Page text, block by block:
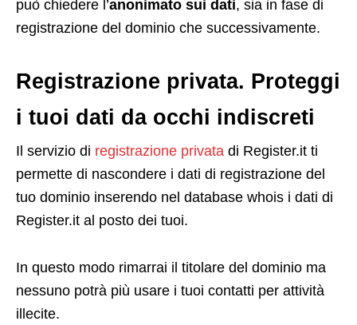
può chiedere l’anonimato sui dati, sia in fase di
registrazione del dominio che successivamente.
Registrazione privata. Proteggi
i tuoi dati da occhi indiscreti
Il servizio di registrazione privata di Register.it ti
permette di nascondere i dati di registrazione del
tuo dominio inserendo nel database whois i dati di
Register.it al posto dei tuoi.
In questo modo rimarrai il titolare del dominio ma
nessuno potrà più usare i tuoi contatti per attività
illecite.